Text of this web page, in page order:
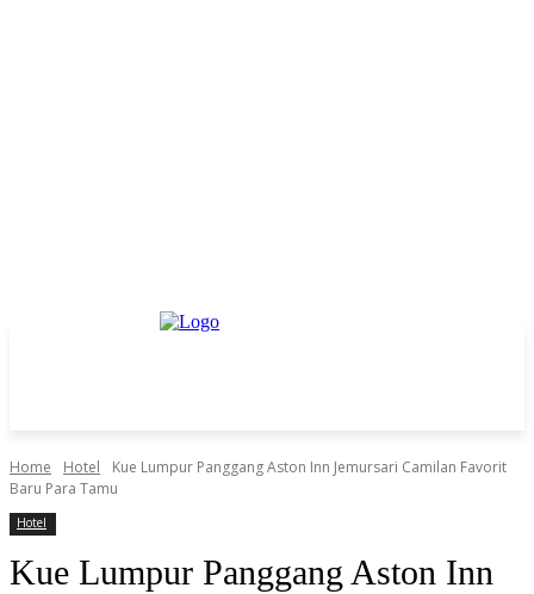
Home Hotel
Kue Lumpur Panggang Aston Inn Jemursari Camilan Favorit
Baru Para Tamu
Hotel
Kue Lumpur Panggang Aston Inn